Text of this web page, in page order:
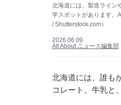
北海道には、製造ライン
学スポットがあります。
/ Shutterstock.com）
2026.06.09
All About ニュース編集部
北海道には、誰も
コレート、牛乳と